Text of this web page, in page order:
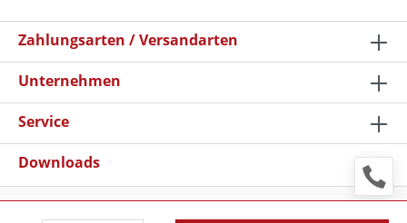
Zahlungsarten / Versandarten
Unternehmen
Service
Downloads